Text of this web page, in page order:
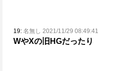
19: 名無し 2021/11/29 08:49:41
WやXの旧HGだったり